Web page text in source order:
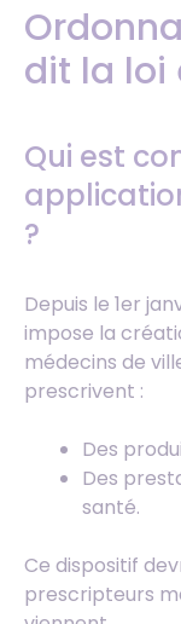
dit la loi
Qui est
?
Depuis le 1er
impose la
médecins de
prescrivent :
Des
Des
santé.
Ce dispositif
prescripteurs